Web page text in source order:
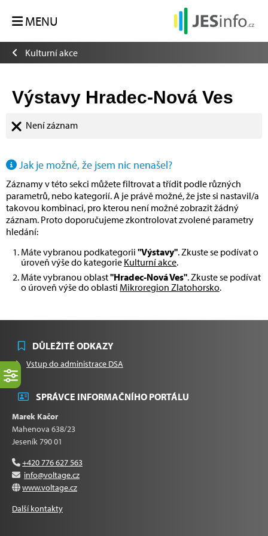
MENU
Kulturní akce
Výstavy Hradec-Nová Ves
Není záznam
Jak je možné, že jsem nic nenašel?
Záznamy v této sekci můžete filtrovat a třídit podle různých
parametrů, nebo kategorií. A je právě možné, že jste si nastavil/a
takovou kombinaci, pro kterou není možné zobrazit žádný
záznam. Proto doporučujeme zkontrolovat zvolené parametry
hledání:
Máte vybranou podkategorii "Výstavy". Zkuste se podívat o
úroveň výše do kategorie Kulturní akce.
Máte vybranou oblast"Hradec-Nová Ves". Zkuste se podívat
o úroveň výše do oblasti Mikroregion Zlatohorsko.
DŮLEŽITÉ ODKAZY
Vstup do administrace DSA
SPRÁVCE INFORMAČNÍHO PORTÁLU
Marek Kačor
Mahenova 638/23
Jeseník 790 01
+420 776 627 563
info@voltage.cz
www.voltage.cz
Další kontakty